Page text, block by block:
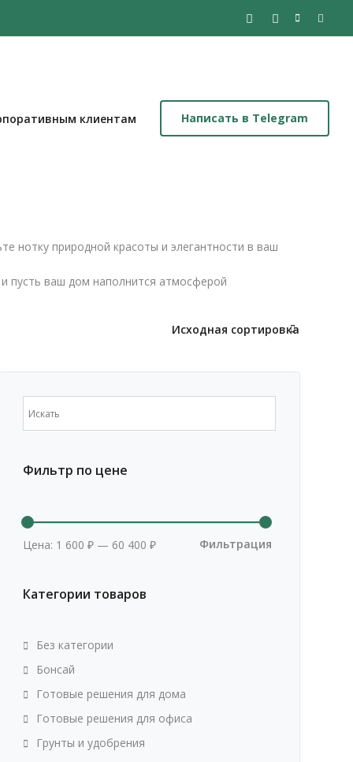
клиентам Написать в Telegram
нотку природной красоты и элегантности в ваш
пусть ваш дом наполнится атмосферой
Фильтр по цене
Минимальная
Фильтрация
Цена: 1 600 ₽— 60 400 ₽
Категории товаров
Без категории
Бонсай
Готовые решения для дома
Готовые решения для офиса
Грунты и удобрения